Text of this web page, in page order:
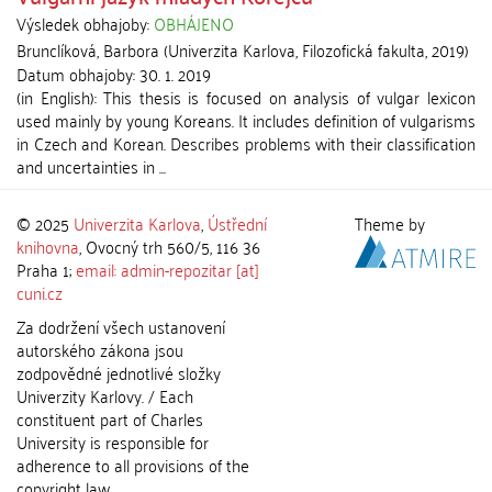
Výsledek obhajoby:OBHÁJENO
Brunclíková, Barbora(Univerzita Karlova, Filozofická fakulta,2019)
Datum obhajoby:30. 1. 2019
(in English): This thesis is focused on analysis of vulgar lexicon
used mainly by young Koreans. It includes definition of vulgarisms
in Czech and Korean. Describes problems with their classification
and uncertainties in ...
© 2025 Univerzita Karlova,Ústřední
knihovna, Ovocný trh 560/5, 116 36
Praha 1;email: admin-repozitar [at]
cuni.cz
Za dodržení všech ustanovení
autorského zákona jsou
zodpovědné jednotlivé složky
Univerzity Karlovy. / Each
constituent part of Charles
University is responsible for
adherence to all provisions of the
Theme by